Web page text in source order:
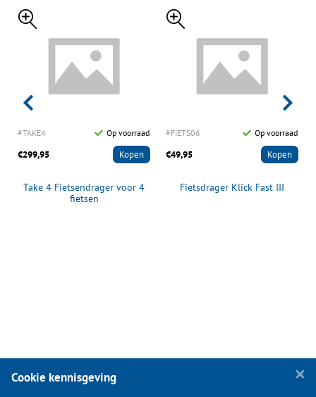
#TAKE4 Op voorraad
€299,95 Kopen
Take 4 Fietsendrager voor 4
fietsen
#FIETS06 Op voorraad
€49,95 Kopen
Fietsdrager Klick Fast III
Cookie kennisgeving